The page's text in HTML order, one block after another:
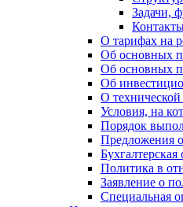
Задачи,
О тарифах на
Об основных
Об основных
Об
О
Условия, на
Порядок
Предложения
Бухгалтерская
Политика в
Заявление о
Специальная